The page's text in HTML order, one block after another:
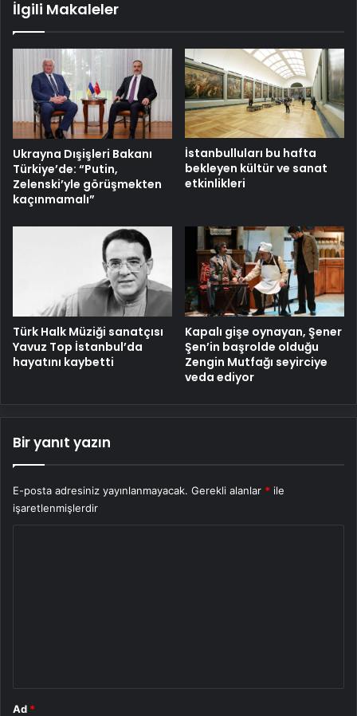
İlgili Makaleler
Ukrayna Dışişleri Bakanı
Türkiye’de: “Putin,
Zelenski’yle görüşmekten
kaçınmamalı”
İstanbulluları bu hafta
bekleyen kültür ve sanat
etkinlikleri
Türk Halk Müziği sanatçısı
Yavuz Top İstanbul’da
hayatını kaybetti
Kapalı gişe oynayan, Şener
Şen’in başrolde olduğu
Zengin Mutfağı seyirciye
veda ediyor
Bir yanıt yazın
E-posta adresiniz yayınlanmayacak. Gerekli alanlar * ile
işaretlenmişlerdir
Ad *